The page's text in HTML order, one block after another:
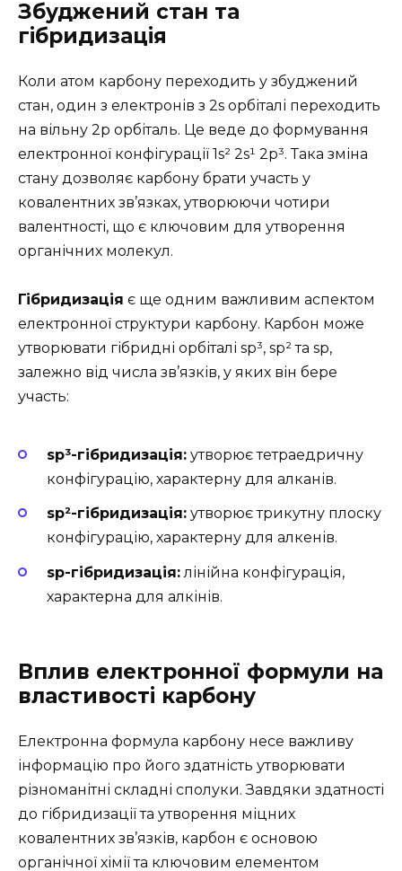
Збуджений стан та
гібридизація
Коли атом карбону переходить у збуджений
стан, один з електронів з 2s орбіталі переходить
на вільну 2p орбіталь. Це веде до формування
електронної конфігурації 1s² 2s¹ 2p³. Така зміна
стану дозволяє карбону брати участь у
ковалентних зв’язках, утворюючи чотири
валентності, що є ключовим для утворення
органічних молекул.
Гібридизація є ще одним важливим аспектом
електронної структури карбону. Карбон може
утворювати гібридні орбіталі sp³, sp² та sp,
залежно від числа зв’язків, у яких він бере
участь:
sp³-гібридизація: утворює тетраедричну
конфігурацію, характерну для алканів.
sp²-гібридизація: утворює трикутну плоску
конфігурацію, характерну для алкенів.
sp-гібридизація: лінійна конфігурація,
характерна для алкінів.
Вплив електронної формули на
властивості карбону
Електронна формула карбону несе важливу
інформацію про його здатність утворювати
різноманітні складні сполуки. Завдяки здатності
до гібридизації та утворення міцних
ковалентних зв’язків, карбон є основою
органічної хімії та ключовим елементом